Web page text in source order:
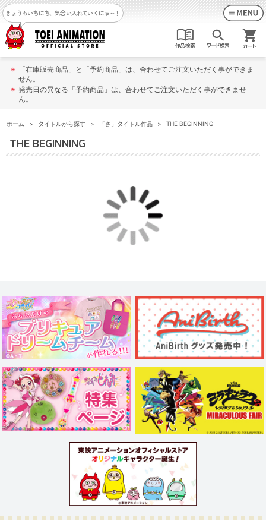
きょうもいちにち、気合い入れていくにゃ～！
※
「在庫販売商品」と「予約商品」は、合わせてご注文いただく事ができま
せん。
※ 発売日の異なる「予約商品」は、合わせてご注文いただく事ができませ
ん。
ホーム > タイトルから探す > 「さ」タイトル作品 > THE BEGINNING
THE BEGINNING